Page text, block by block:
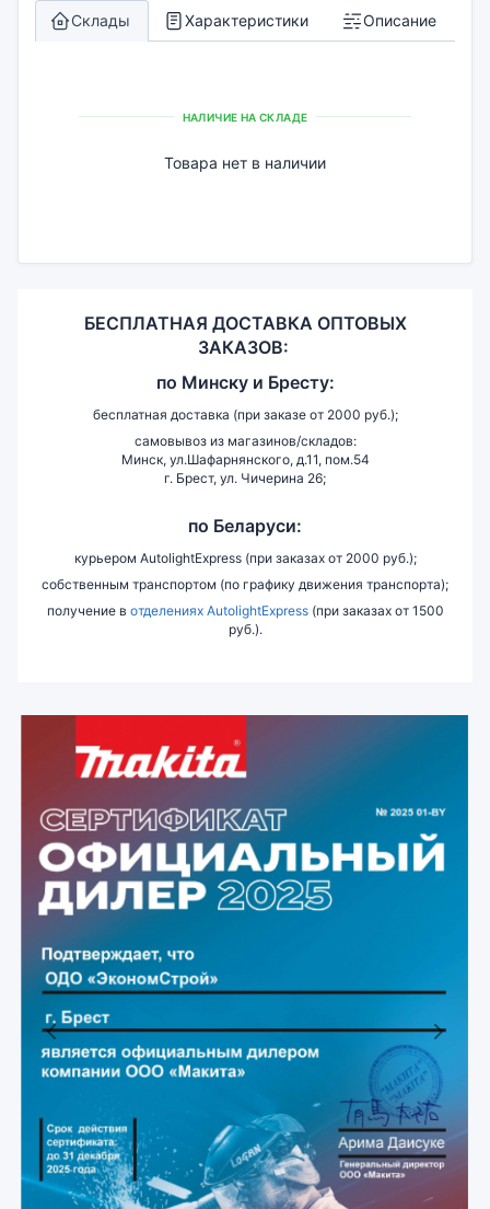
Склады Характеристики Описание
НАЛИЧИЕ НА СКЛАДЕ
Товара нет в наличии
БЕСПЛАТНАЯ ДОСТАВКА ОПТОВЫХ
ЗАКАЗОВ:
по Минску и Бресту:
бесплатная доставка (при заказе от 2000 руб.);
самовывоз из магазинов/складов:
Минск, ул.Шафарнянского, д.11, пом.54
г. Брест, ул. Чичерина 26;
по Беларуси:
курьером AutolightExpress (при заказах от 2000 руб.);
собственным транспортом (по графику движения транспорта);
получение в отделениях AutolightExpress(при заказах от 1500
руб.).
Previous Next